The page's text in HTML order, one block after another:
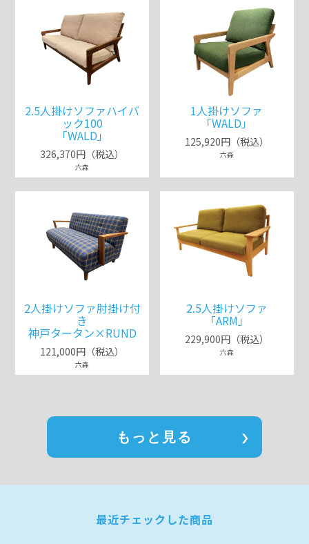
2.5人掛けソファハイバ
ック100
「WALD」
326,370円（税込）
六森
1人掛けソファ
「WALD」
125,920円（税込）
六森
2人掛けソファ肘掛け付
き
神戸タータン×RUND
121,000円（税込）
六森
2.5人掛けソファ
「ARM」
229,900円（税込）
六森
もっと見る
最近チェックした商品